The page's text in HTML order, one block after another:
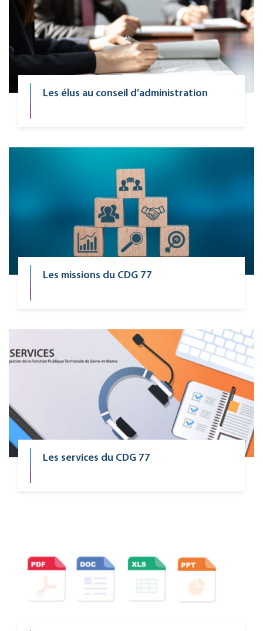
Les élus au conseil d’administration
Les missions du CDG 77
Les services du CDG 77